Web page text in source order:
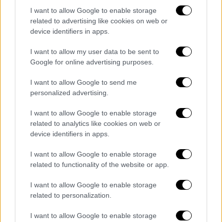
I want to allow Google to enable storage
related to advertising like cookies on web or
device identifiers in apps.
I want to allow my user data to be sent to
Google for online advertising purposes.
I want to allow Google to send me
personalized advertising.
I want to allow Google to enable storage
related to analytics like cookies on web or
device identifiers in apps.
I want to allow Google to enable storage
related to functionality of the website or app.
I want to allow Google to enable storage
related to personalization.
I want to allow Google to enable storage
Είναι η πρώτη κατάρριψη
αμερικανικού μαχητικού σε αυτόν τον
Αυτή είναι ηπρώτη επιβεβαιωμένη
περίπτωση κατάρριψης αμερικανικού
αεροσκάφουςπάνω από το Ιράν κατά τη
Νωρίτερα στον πόλεμο, τρία F-15E είχαν
καταρριφθεί από «φίλια πυρά» της
αεράμυνας του Κουβέιτ, λόγω ατυχήματος.
Γιατί αυτό έχει σημασία;
Πρώτον, η εξέλιξη αυτή έρχεται αφού ο
Ντόναλντ Τραμπκαι ο υπουργός Άμυνάς του,